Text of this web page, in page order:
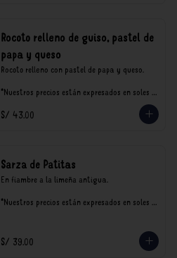
Rocoto relleno de guiso, pastel de
papa y queso
Rocoto relleno con pastel de papa y queso.
*Nuestros precios están expresados en soles e
consumo.
S/ 43.00
Sarza de Patitas
En fiambre a la limeña antigua.
*Nuestros precios están expresados en soles e
S/ 39.00